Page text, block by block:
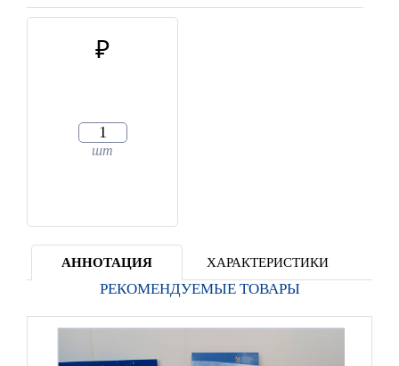
шт
АННОТАЦИЯ ХАРАКТЕРИСТИКИ
РЕКОМЕНДУЕМЫЕ ТОВАРЫ